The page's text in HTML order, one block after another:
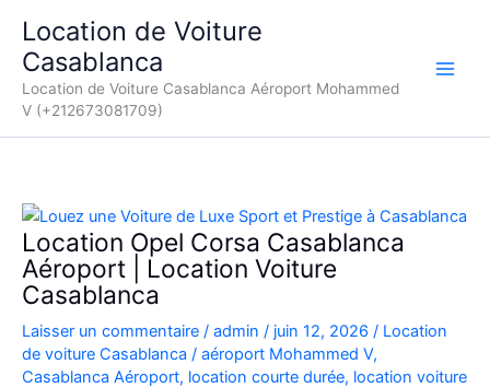
contenu
Location de Voiture
Casablanca
Location de Voiture Casablanca Aéroport Mohammed
V (+212673081709)
Location Opel Corsa Casablanca
Aéroport | Location Voiture
Casablanca
Laisser un commentaire / admin / juin 12, 2026 / Location
de voiture Casablanca / aéroport Mohammed V,
Casablanca Aéroport, location courte durée, location voiture